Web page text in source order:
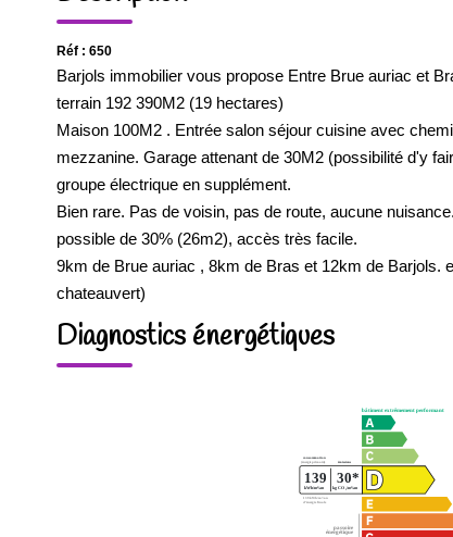
Réf : 650
Barjols immobilier vous propose Entre Brue auriac et
terrain 192 390M2 (19 hectares)
Maison 100M2 . Entrée salon séjour cuisine avec
mezzanine. Garage attenant de 30M2 (possibilité d'y
groupe électrique en supplément.
Bien rare. Pas de voisin, pas de route, aucune
possible de 30% (26m2), accès très facile.
9km de Brue auriac , 8km de Bras et 12km de Barjols.
chateauvert)
Diagnostics énergétiques